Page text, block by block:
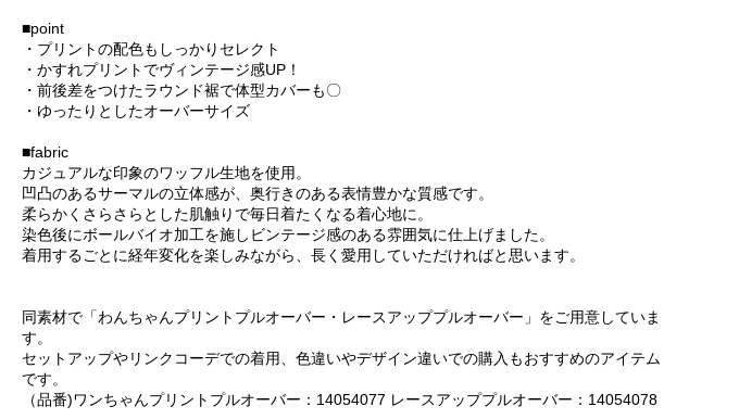
■point
・プリントの配色もしっかりセレクト
・かすれプリントでヴィンテージ感UP！
・前後差をつけたラウンド裾で体型カバーも〇
・ゆったりとしたオーバーサイズ
■fabric
カジュアルな印象のワッフル生地を使用。
凹凸のあるサーマルの立体感が、奥行きのある表情豊かな質感です。
柔らかくさらさらとした肌触りで毎日着たくなる着心地に。
染色後にボールバイオ加工を施しビンテージ感のある雰囲気に仕上げました。
着用するごとに経年変化を楽しみながら、長く愛用していただければと思います。
同素材で「わんちゃんプリントプルオーバー・レースアッププルオーバー」をご用意していま
す。
セットアップやリンクコーデでの着用、色違いやデザイン違いでの購入もおすすめのアイテム
です。
（品番)ワンちゃんプリントプルオーバー：14054077 レースアッププルオーバー：14054078